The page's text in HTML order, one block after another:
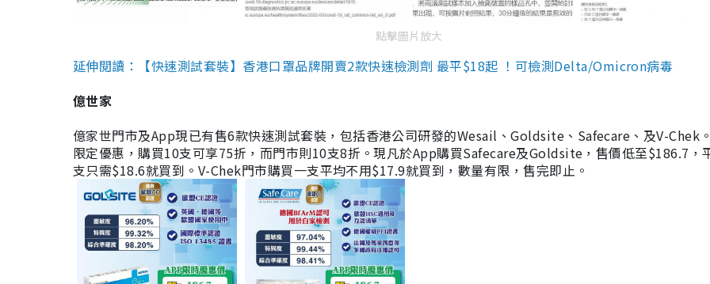
點擊圖片放大
延伸閱讀：【快速測試套裝】香港口罩品牌開賣2款快速檢測劑 最平$18起 ！可檢測Delta/Omicron病毒
億世家
億家世門市及App現已有售6款快速測試套裝，包括香港公司研發的Wesail、Goldsite、Safecare、及V-Chek
限定優惠，購買10支可享75折，而門市則10支8折。現凡於App購買Safecare及Goldsite，售價低至$186.7，
支只需$18.6就買到。V-Chek門市購買一支平均不用$17.9就買到，數量有限，售完即止。